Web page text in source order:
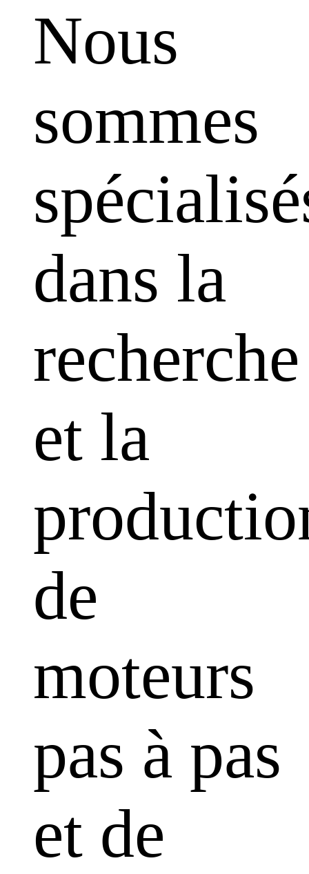
Nous
sommes
dans la
recherche
et la
de
moteurs
pas à pas
et de